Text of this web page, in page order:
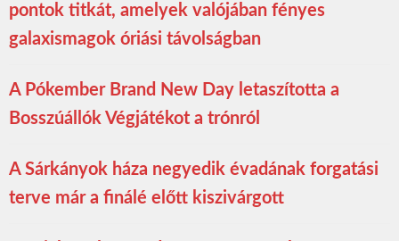
pontok titkát, amelyek valójában fényes
galaxismagok óriási távolságban
A Pókember Brand New Day letaszította a
Bosszúállók Végjátékot a trónról
A Sárkányok háza negyedik évadának forgatási
terve már a finálé előtt kiszivárgott